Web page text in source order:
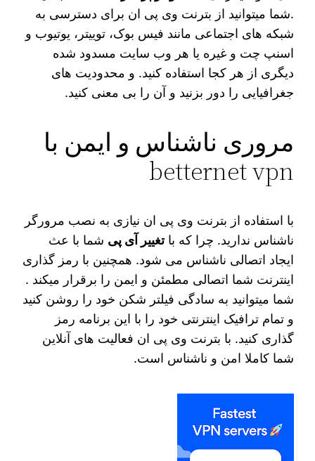
.شما میتوانید از بترنت وی پی ان برای دسترسی به
شبکه های اجتماعی مانند فیس بوک، توییتر، یوتیوب و
اسنپ چت و غیره یا هر وب سایت مسدود شده
دیگری از هر کجا استفاده کنید. و محدودیت های
جغرافیایی را دور بزنید و آن را بی معنی کنید.
مروری ناشناس و ایمن با
betternet vpn
با استفاده از بترنت وی پی ان نیازی به نصب مرورگر
ناشناس ندارید. چرا که باتغییر آی پی شما با عث
ایجاد اتصالی ناشناس می شود. همچنین با رمز گذاری
اینترنت شما اتصالی مطمئن و ایمن را برقرار میکند .
شما میتوانید به سادگی فیلتر شکن خود را روشن کنید
و تمام ترافیک اینترنتی خود را با این برنامه رمز
گذاری کنید. با بترنت وی پی ان فعالیت های آنلاین
شما کاملا امن و ناشناس است.